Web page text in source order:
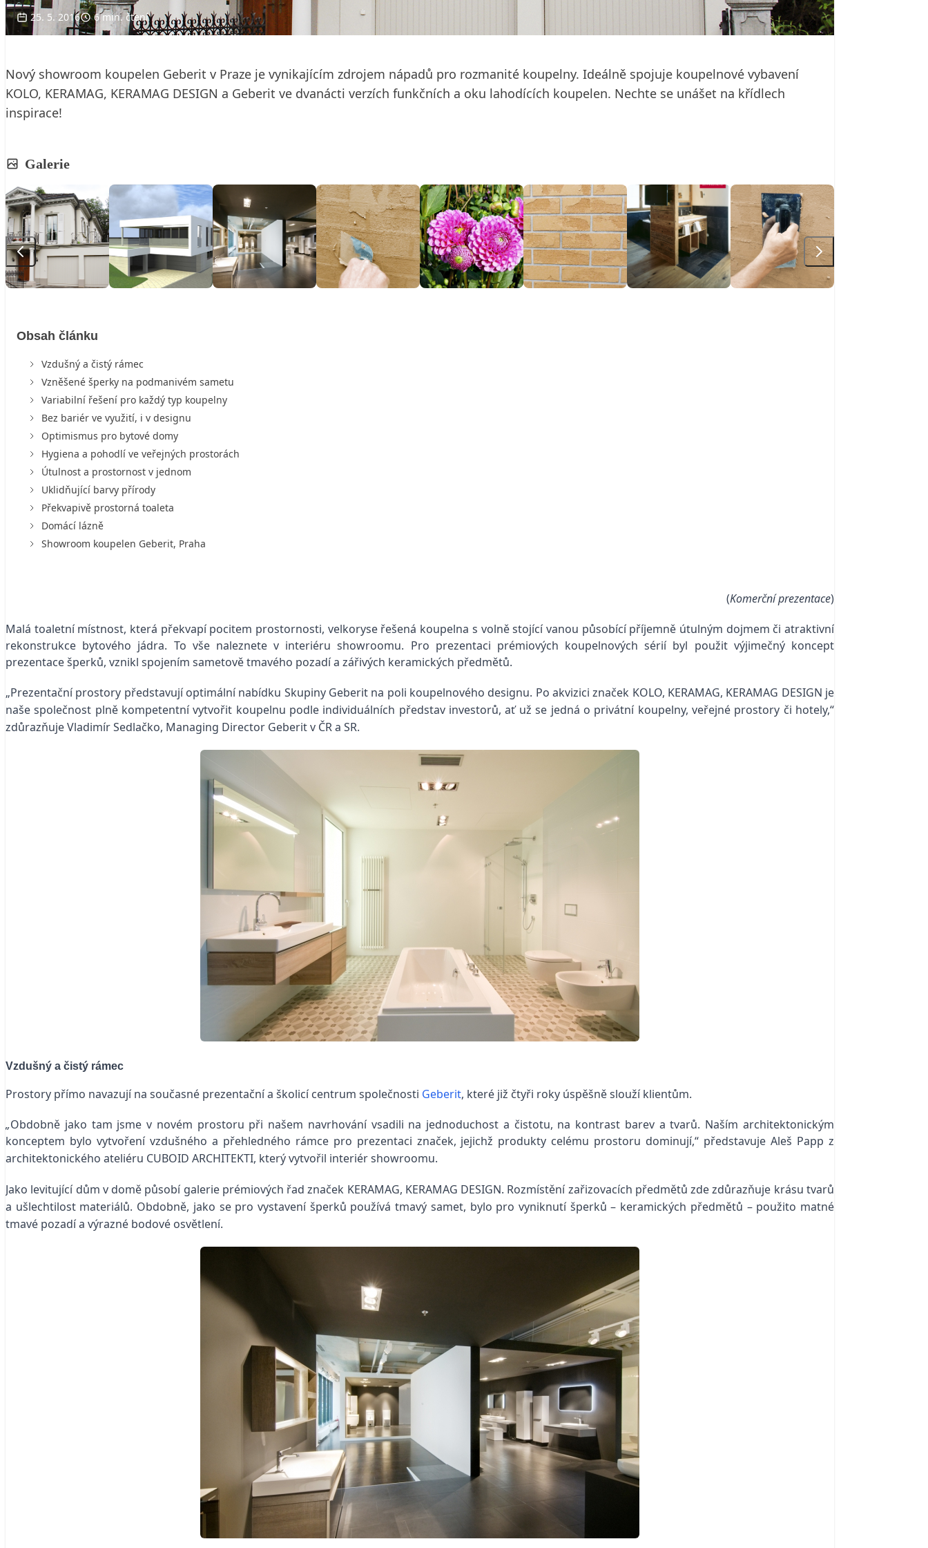
25. 5. 2016 6 min. čtení
Nový showroom koupelen Geberit v Praze je vynikajícím zdrojem nápadů pro rozmanité koupelny. Ideálně spojuje koupelnové vybavení
KOLO, KERAMAG, KERAMAG DESIGN a Geberit ve dvanácti verzích funkčních a oku lahodících koupelen. Nechte se unášet na křídlech
inspirace!
Galerie
Obsah článku
Vzdušný a čistý rámec
Vzněšené šperky na podmanivém sametu
Variabilní řešení pro každý typ koupelny
Bez bariér ve využití, i v designu
Optimismus pro bytové domy
Hygiena a pohodlí ve veřejných prostorách
Útulnost a prostornost v jednom
Uklidňující barvy přírody
Překvapivě prostorná toaleta
Domácí lázně
Showroom koupelen Geberit, Praha
(Komerční prezentace)
Malá toaletní místnost, která překvapí pocitem prostornosti, velkoryse řešená koupelna s volně stojící vanou působící příjemně útulným dojmem či atraktivní
rekonstrukce bytového jádra. To vše naleznete v interiéru showroomu. Pro prezentaci prémiových koupelnových sérií byl použit výjimečný koncept
prezentace šperků, vznikl spojením sametově tmavého pozadí a zářivých keramických předmětů.
„Prezentační prostory představují optimální nabídku Skupiny Geberit na poli koupelnového designu. Po akvizici značek KOLO, KERAMAG, KERAMAG DESIGN je
naše společnost plně kompetentní vytvořit koupelnu podle individuálních představ investorů, ať už se jedná o privátní koupelny, veřejné prostory či hotely,“
zdůrazňuje Vladimír Sedlačko, Managing Director Geberit v ČR a SR.
Vzdušný a čistý rámec
Prostory přímo navazují na současné prezentační a školicí centrum společnosti Geberit, které již čtyři roky úspěšně slouží klientům.
„Obdobně jako tam jsme v novém prostoru při našem navrhování vsadili na jednoduchost a čistotu, na kontrast barev a tvarů. Naším architektonickým
konceptem bylo vytvoření vzdušného a přehledného rámce pro prezentaci značek, jejichž produkty celému prostoru dominují,“ představuje Aleš Papp z
architektonického ateliéru CUBOID ARCHITEKTI, který vytvořil interiér showroomu.
Jako levitující dům v domě působí galerie prémiových řad značek KERAMAG, KERAMAG DESIGN. Rozmístění zařizovacích předmětů zde zdůrazňuje krásu tvarů
a ušlechtilost materiálů. Obdobně, jako se pro vystavení šperků používá tmavý samet, bylo pro vyniknutí šperků – keramických předmětů – použito matné
tmavé pozadí a výrazné bodové osvětlení.